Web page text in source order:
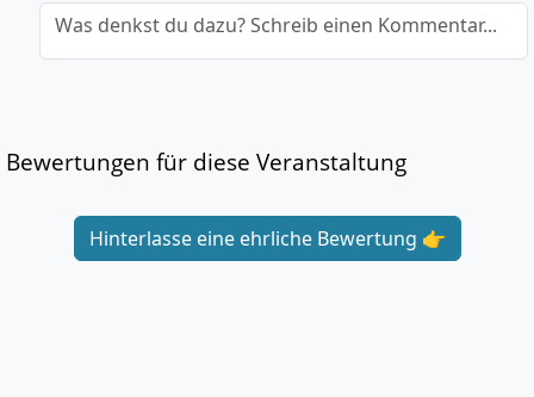
Was denkst du dazu? Schreib einen Kommentar...
Bewertungen für diese Veranstaltung
Hinterlasse eine ehrliche Bewertung 👉